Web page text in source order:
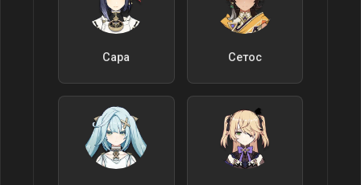
Сара Сетос